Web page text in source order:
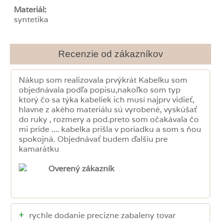
Materiál:
syntetika
Recenzie od zákazníkov
Nákup som realizovala prvýkrát Kabelku som
objednávala podľa popisu,nakoľko som typ
ktorý čo sa týka kabeliek ich musí najprv vidieť,
hlavne z akého materiálu sú vyrobené, vyskúšať
do ruky , rozmery a pod.preto som očakávala čo
mi príde .... kabelka prišla v poriadku a som s ňou
spokojná. Objednávať budem ďalšiu pre
kamarátku
Overený zákazník
+ rychle dodanie precizne zabaleny tovar